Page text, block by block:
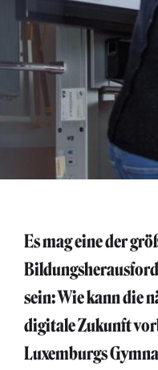
Es mag eine der
sein: Wie kann die
digitale Zukunft
Luxemburgs